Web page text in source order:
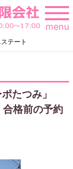
テート
menu
たつみ」
合格前の予約